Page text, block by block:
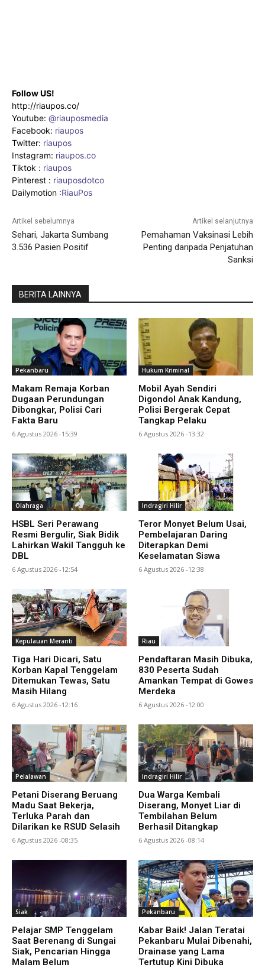
Follow US!
http://riaupos.co/
Youtube: @riauposmedia
Facebook: riaupos
Twitter: riaupos
Instagram: riaupos.co
Tiktok : riaupos
Pinterest : riauposdotco
Dailymotion :RiauPos
Artikel sebelumnya
Sehari, Jakarta Sumbang
3.536 Pasien Positif
Artikel selanjutnya
Pemahaman Vaksinasi Lebih
Penting daripada Penjatuhan
Sanksi
BERITA LAINNYA
Pekanbaru
Makam Remaja Korban
Dugaan Perundungan
Dibongkar, Polisi Cari
Fakta Baru
6 Agustus 2026 -15:39
Hukum Kriminal
Mobil Ayah Sendiri
Digondol Anak Kandung,
Polisi Bergerak Cepat
Tangkap Pelaku
6 Agustus 2026 -13:32
Olahraga
HSBL Seri Perawang
Resmi Bergulir, Siak Bidik
Lahirkan Wakil Tangguh ke
DBL
6 Agustus 2026 -12:54
Indragiri Hilir
Teror Monyet Belum Usai,
Pembelajaran Daring
Diterapkan Demi
Keselamatan Siswa
6 Agustus 2026 -12:38
Kepulauan Meranti
Tiga Hari Dicari, Satu
Korban Kapal Tenggelam
Ditemukan Tewas, Satu
Masih Hilang
6 Agustus 2026 -12:16
Riau
Pendaftaran Masih Dibuka,
830 Peserta Sudah
Amankan Tempat di Gowes
Merdeka
6 Agustus 2026 -12:00
Pelalawan
Petani Diserang Beruang
Madu Saat Bekerja,
Terluka Parah dan
Dilarikan ke RSUD Selasih
6 Agustus 2026 -08:35
Indragiri Hilir
Dua Warga Kembali
Diserang, Monyet Liar di
Tembilahan Belum
Berhasil Ditangkap
6 Agustus 2026 -08:14
Siak
Pelajar SMP Tenggelam
Saat Berenang di Sungai
Siak, Pencarian Hingga
Malam Belum
Pekanbaru
Kabar Baik! Jalan Teratai
Pekanbaru Mulai Dibenahi,
Drainase yang Lama
Tertutup Kini Dibuka